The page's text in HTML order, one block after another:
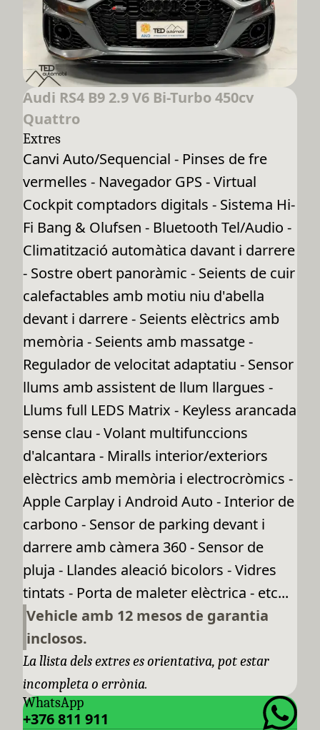
Audi RS4 B9 2.9 V6 Bi-Turbo 450cv
Quattro
Extres
Canvi Auto/Sequencial - Pinses de fre
vermelles - Navegador GPS - Virtual
Cockpit comptadors digitals - Sistema Hi-
Fi Bang & Olufsen - Bluetooth Tel/Audio -
Climatització automàtica davant i darrere
- Sostre obert panoràmic - Seients de cuir
calefactables amb motiu niu d'abella
devant i darrere - Seients elèctrics amb
memòria - Seients amb massatge -
Regulador de velocitat adaptatiu - Sensor
llums amb assistent de llum llargues -
Llums full LEDS Matrix - Keyless arancada
sense clau - Volant multifunccions
d'alcantara - Miralls interior/exteriors
elèctrics amb memòria i electrocròmics -
Apple Carplay i Android Auto - Interior de
carbono - Sensor de parking devant i
darrere amb càmera 360 - Sensor de
pluja - Llandes aleació bicolors - Vidres
tintats - Porta de maleter elèctrica - etc...
Vehicle amb 12 mesos de garantia
inclosos.
La llista dels extres es orientativa, pot estar
incompleta o errònia.
WhatsApp
+376 811 911